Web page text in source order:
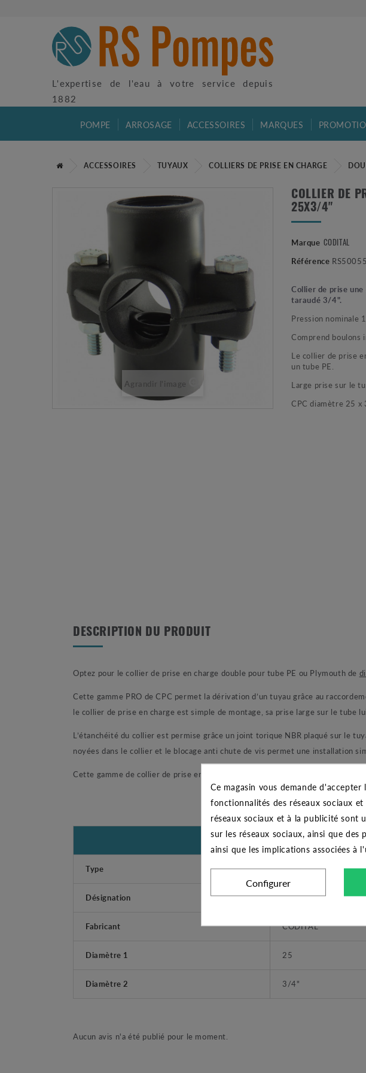
L'expertise de l'eau à votre service depuis
1882
POMPE ARROSAGE ACCESSOIRES MARQUES
ACCESSOIRES TUYAUX COLLIERS DE PRISE EN CHARGE
Agrandir l'image
COLLIER DE
25X3/4"
Marque CODITAL
Référence
Collier de prise
taraudé 3/4".
Pression nominale
Comprend boulons
Le collier de prise
un tube PE.
Large prise sur le
CPC diamètre 25 x
DESCRIPTION DU PRODUIT
Optez pour le collier de prise en charge double pour tube PE ou Plymouth de
Cette gamme PRO de CPC permet la dérivation d’un tuyau grâce au
le collier de prise en charge est simple de montage, sa prise large sur le tube
L’étanchéité du collier est permise grâce un joint torique NBR plaqué sur le
noyées dans le collier et le blocage anti chute de vis permet une installation
Cette gamme de collier de prise en charge accepte une pression nominale de
Type Collier de prise en
Désignation Collier de prise en
Fabricant CODITAL
Diamètre 1 25
Diamètre 2 3/4"
Aucun avis n'a été publié pour le moment.
Ce magasin vous demande
fonctionnalités des réseaux sociaux
réseaux sociaux et à la publicité sont
sur les réseaux sociaux, ainsi que des
ainsi que les implications associées à
Configurer